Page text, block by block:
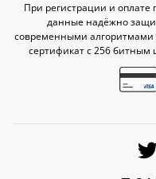
При регистрации и оплате
данные надёжно
современными алгоритмами
сертификат c 256